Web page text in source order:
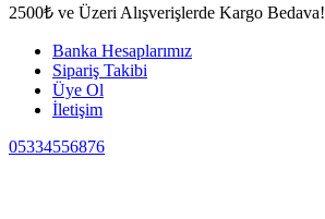
2500₺ ve Üzeri Alışverişlerde Kargo Bedava!
Banka Hesaplarımız
Sipariş Takibi
Üye Ol
İletişim
05334556876